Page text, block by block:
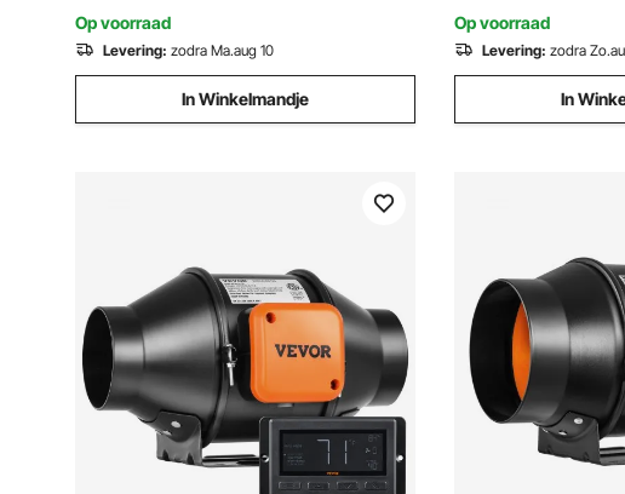
kelders en rookafvoer
Op voorraad
Levering: zodra Ma.aug 10
In Winkelmandje
Op voorraad
Levering: zodra
In